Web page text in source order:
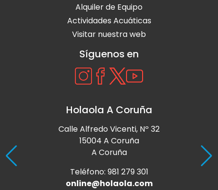
Alquiler de Equipo
Actividades Acuáticas
Visitar nuestra web
Síguenos en
Holaola A Coruña
Calle Alfredo Vicenti, Nº 32
15004 A Coruña
A Coruña
Teléfono: 981 279 301
online@holaola.com